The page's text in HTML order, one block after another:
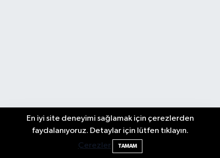
Biyografi
En iyi site deneyimi sağlamak için çerezlerden
faydalanıyoruz. Detaylar için lütfen tıklayın.
Çerezler
TAMAM
Bartın TSO'da Ortak Gündem: Ekonomi
ve Sektörel Sorunlar